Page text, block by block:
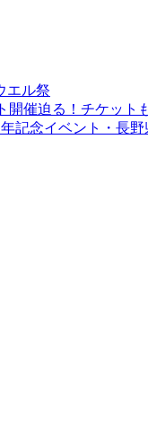
エル祭
開催迫る！チケッ
記念イベント・長野